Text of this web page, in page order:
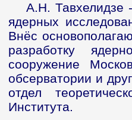
А.Н. Тавхелидзе
ядерных
Внёс
разработку
сооружение
обсерватории и
отдел
Института.